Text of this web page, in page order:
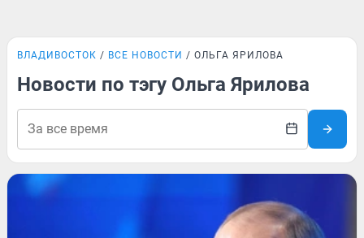
ВЛАДИВОСТОК ВСЕ НОВОСТИ ОЛЬГА ЯРИЛОВА
Новости по тэгу Ольга Ярилова